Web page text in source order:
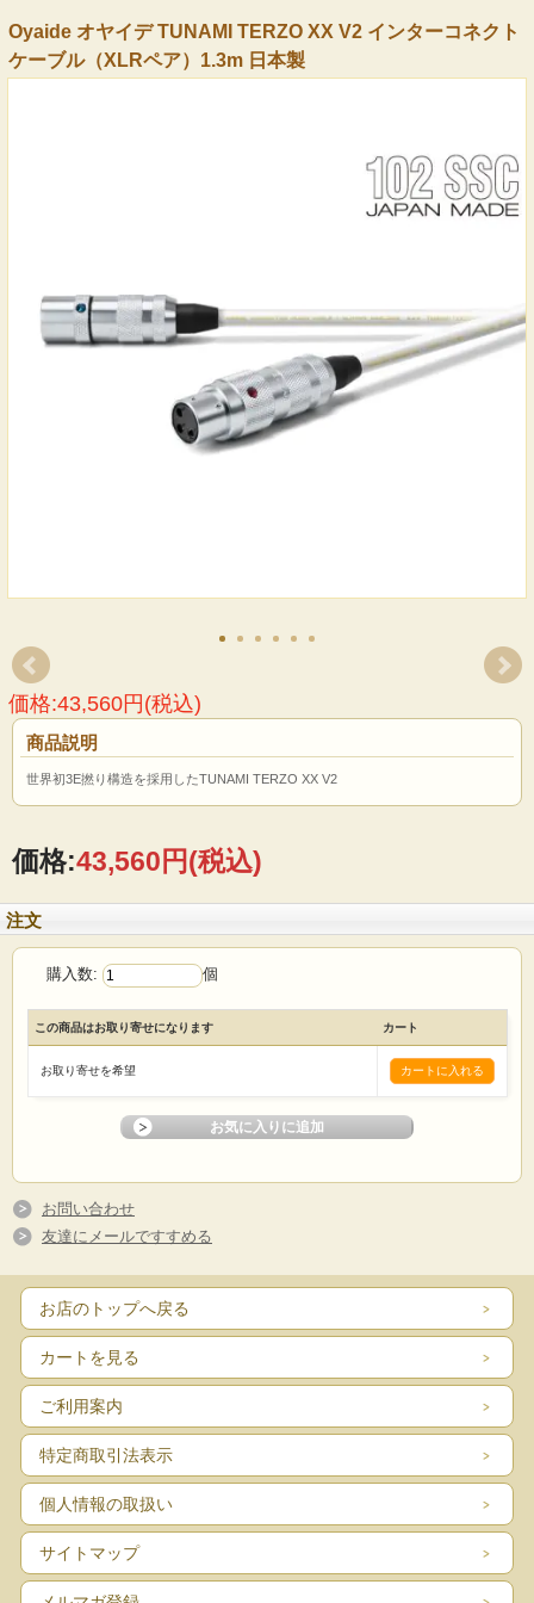
Oyaide オヤイデ TUNAMI TERZO XX V2 インターコネクト
ケーブル（XLRペア）1.3m 日本製
価格:43,560円(税込)
商品説明
世界初3E撚り構造を採用したTUNAMI TERZO XX V2
価格:43,560円(税込)
注文
購入数: 個
この商品はお取り寄せになります カート
お取り寄せを希望
お問い合わせ
友達にメールですすめる
お店のトップへ戻る
カートを見る
ご利用案内
特定商取引法表示
個人情報の取扱い
サイトマップ